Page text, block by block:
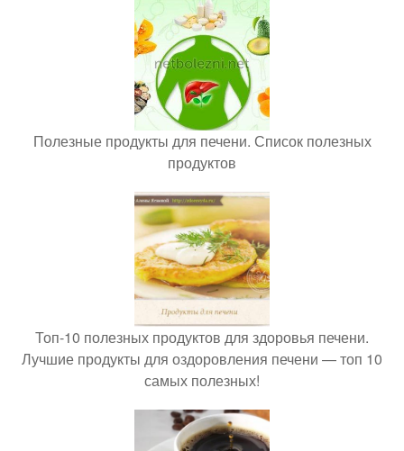
Полезные продукты для печени. Список полезных
продуктов
Топ-10 полезных продуктов для здоровья печени.
Лучшие продукты для оздоровления печени — топ 10
самых полезных!